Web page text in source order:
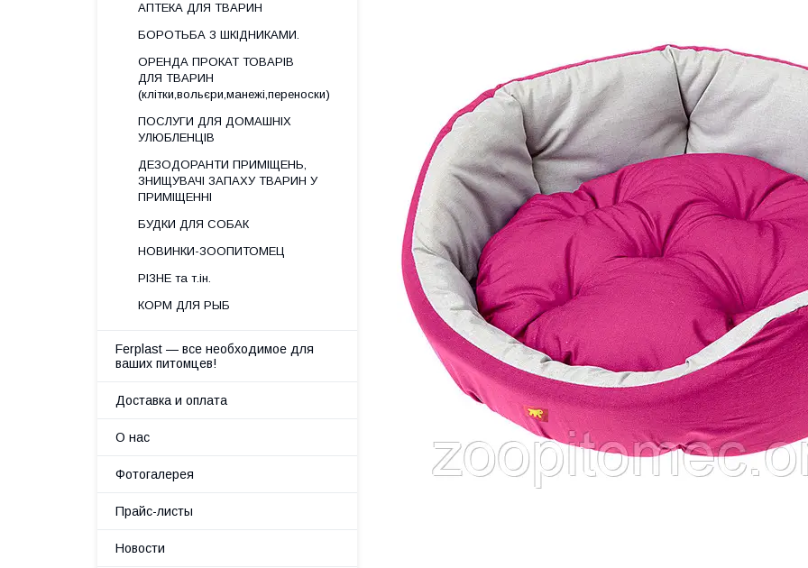
АПТЕКА ДЛЯ ТВАРИН
БОРОТЬБА З ШКІДНИКАМИ.
ОРЕНДА ПРОКАТ ТОВАРІВ
ДЛЯ ТВАРИН
(клітки,вольєри,манежі,переноски)
ПОСЛУГИ ДЛЯ ДОМАШНІХ
УЛЮБЛЕНЦІВ
ДЕЗОДОРАНТИ ПРИМІЩЕНЬ,
ЗНИЩУВАЧІ ЗАПАХУ ТВАРИН У
ПРИМІЩЕННІ
БУДКИ ДЛЯ СОБАК
НОВИНКИ-ЗООПИТОМЕЦ
РІЗНЕ та т.ін.
КОРМ ДЛЯ РЫБ
Ferplast — все необходимое для
ваших питомцев!
Доставка и оплата
О нас
Фотогалерея
Прайс-листы
Новости